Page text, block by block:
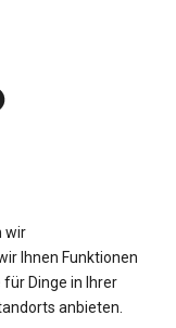
wir
Ihnen Funktionen
Dinge in Ihrer
anbieten.